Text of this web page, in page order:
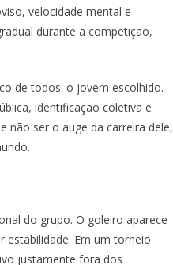
velocidade mental e
durante a competição,
de todos: o jovem escolhido.
identificação coletiva e
não ser o auge da carreira dele,
do grupo. O goleiro aparece
estabilidade. Em um torneio
justamente fora dos